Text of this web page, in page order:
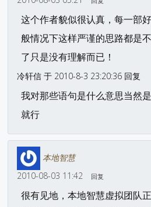
这个作者貌似很认真，每一部
般情况下这样严谨的思路都是
了只是没有理解而已！
冷轩信 于 2010-8-3 23:20:36 回复
我对那些语句是什么意思当然
就行
本地智慧
2010-08-03 11:42
回复
很有见地，本地智慧虚拟团队